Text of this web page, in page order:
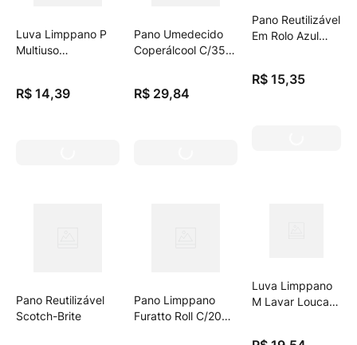
Luva Limppano P
Multiuso
R$ 14,39
Pano Umedecido
Coperálcool C/35
R$ 29,84
Pano Reutilizável
Em Rolo Azul
R$ 15,35
Pano Reutilizável
Scotch-Brite
Pano Limppano
Furatto Roll C/20
Luva Limppano
M Lavar Louca